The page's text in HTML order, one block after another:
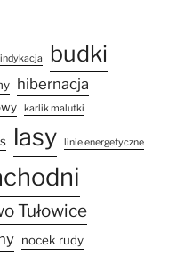
budki
hibernacja
karlik malutki
lasy linie energetyczne
Tułowice
nocek rudy